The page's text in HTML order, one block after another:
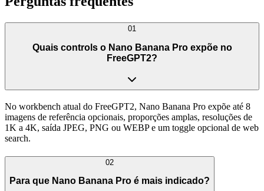
01
Quais controls o Nano Banana Pro expõe no
FreeGPT2?
No workbench atual do FreeGPT2, Nano Banana Pro expõe até 8
imagens de referência opcionais, proporções amplas, resoluções de
1K a 4K, saída JPEG, PNG ou WEBP e um toggle opcional de web
search.
02
Para que Nano Banana Pro é mais indicado?